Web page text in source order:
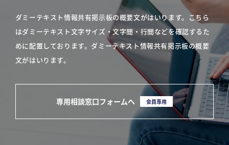
ダミーテキスト情報共有掲示板の概要文がはいります。こちら
はダミーテキスト文字サイズ・文字間・行間などを確認するた
めに配置しております。ダミーテキスト情報共有掲示板の概要
文がはいります。
専用相談窓口フォームへ 会員専用